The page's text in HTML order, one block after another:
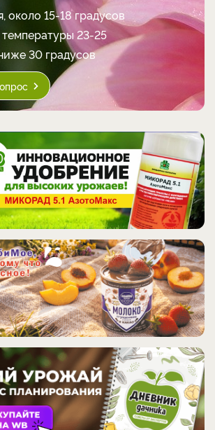
около 15-18 градусов
23-25
30 градусов